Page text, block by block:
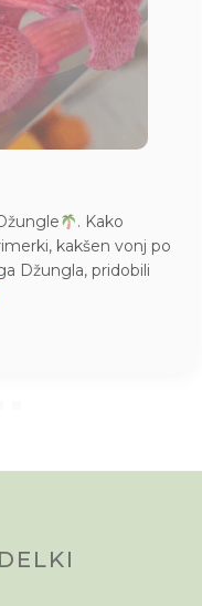
. Kako
kakšen vonj po
Džungla, pridobili